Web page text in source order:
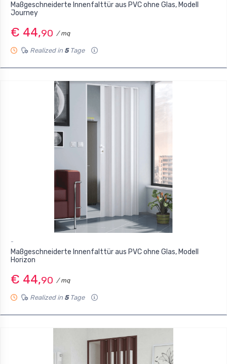
Maßgeschneiderte Innenfalttür aus PVC ohne Glas, Modell
Journey
€ 44,90 / mq
Realized in 5Tage
-
Maßgeschneiderte Innenfalttür aus PVC ohne Glas, Modell
Horizon
€ 44,90 / mq
Realized in 5Tage